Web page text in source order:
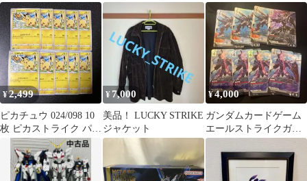
ス グミ カード121
ライカー装備 ジャン
ク
イクフリーダム弐式光
の翼セット
¥2,499
ピカチュウ 024/098 10
枚 ピカストライク パラ
ダイムトリガー
¥ 7,000
美品！ LUCKY STRIKE
ジャケット
¥4,000
ガンダムカードゲーム
エールストライクガン
ダム フリーダムガンダ